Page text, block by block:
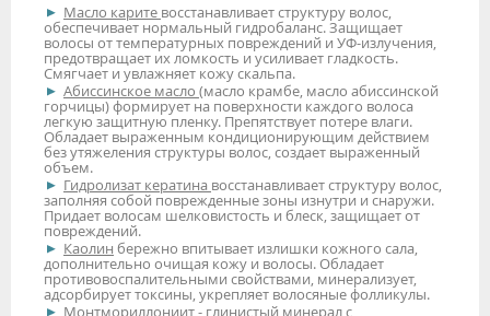
Масло карите восстанавливает структуру волос,
обеспечивает нормальный гидробаланс. Защищает
волосы от температурных повреждений и УФ-излучения,
предотвращает их ломкость и усиливает гладкость.
Смягчает и увлажняет кожу скальпа.
Абиссинское масло (масло крамбе, масло абиссинской
горчицы) формирует на поверхности каждого волоса
легкую защитную пленку. Препятствует потере влаги.
Обладает выраженным кондиционирующим действием
без утяжеления структуры волос, создает выраженный
объем.
Гидролизат кератина восстанавливает структуру волос,
заполняя собой поврежденные зоны изнутри и снаружи.
Придает волосам шелковистость и блеск, защищает от
повреждений.
Каолин бережно впитывает излишки кожного сала,
дополнительно очищая кожу и волосы. Обладает
противовоспалительными свойствами, минерализует,
адсорбирует токсины, укрепляет волосяные фолликулы.
Монтмориллониит - глинистый минерал с